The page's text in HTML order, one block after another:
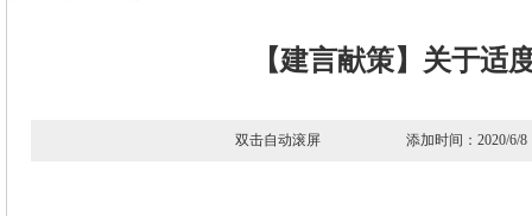
【建言献策】关于适
双击自动滚屏 添加时间：